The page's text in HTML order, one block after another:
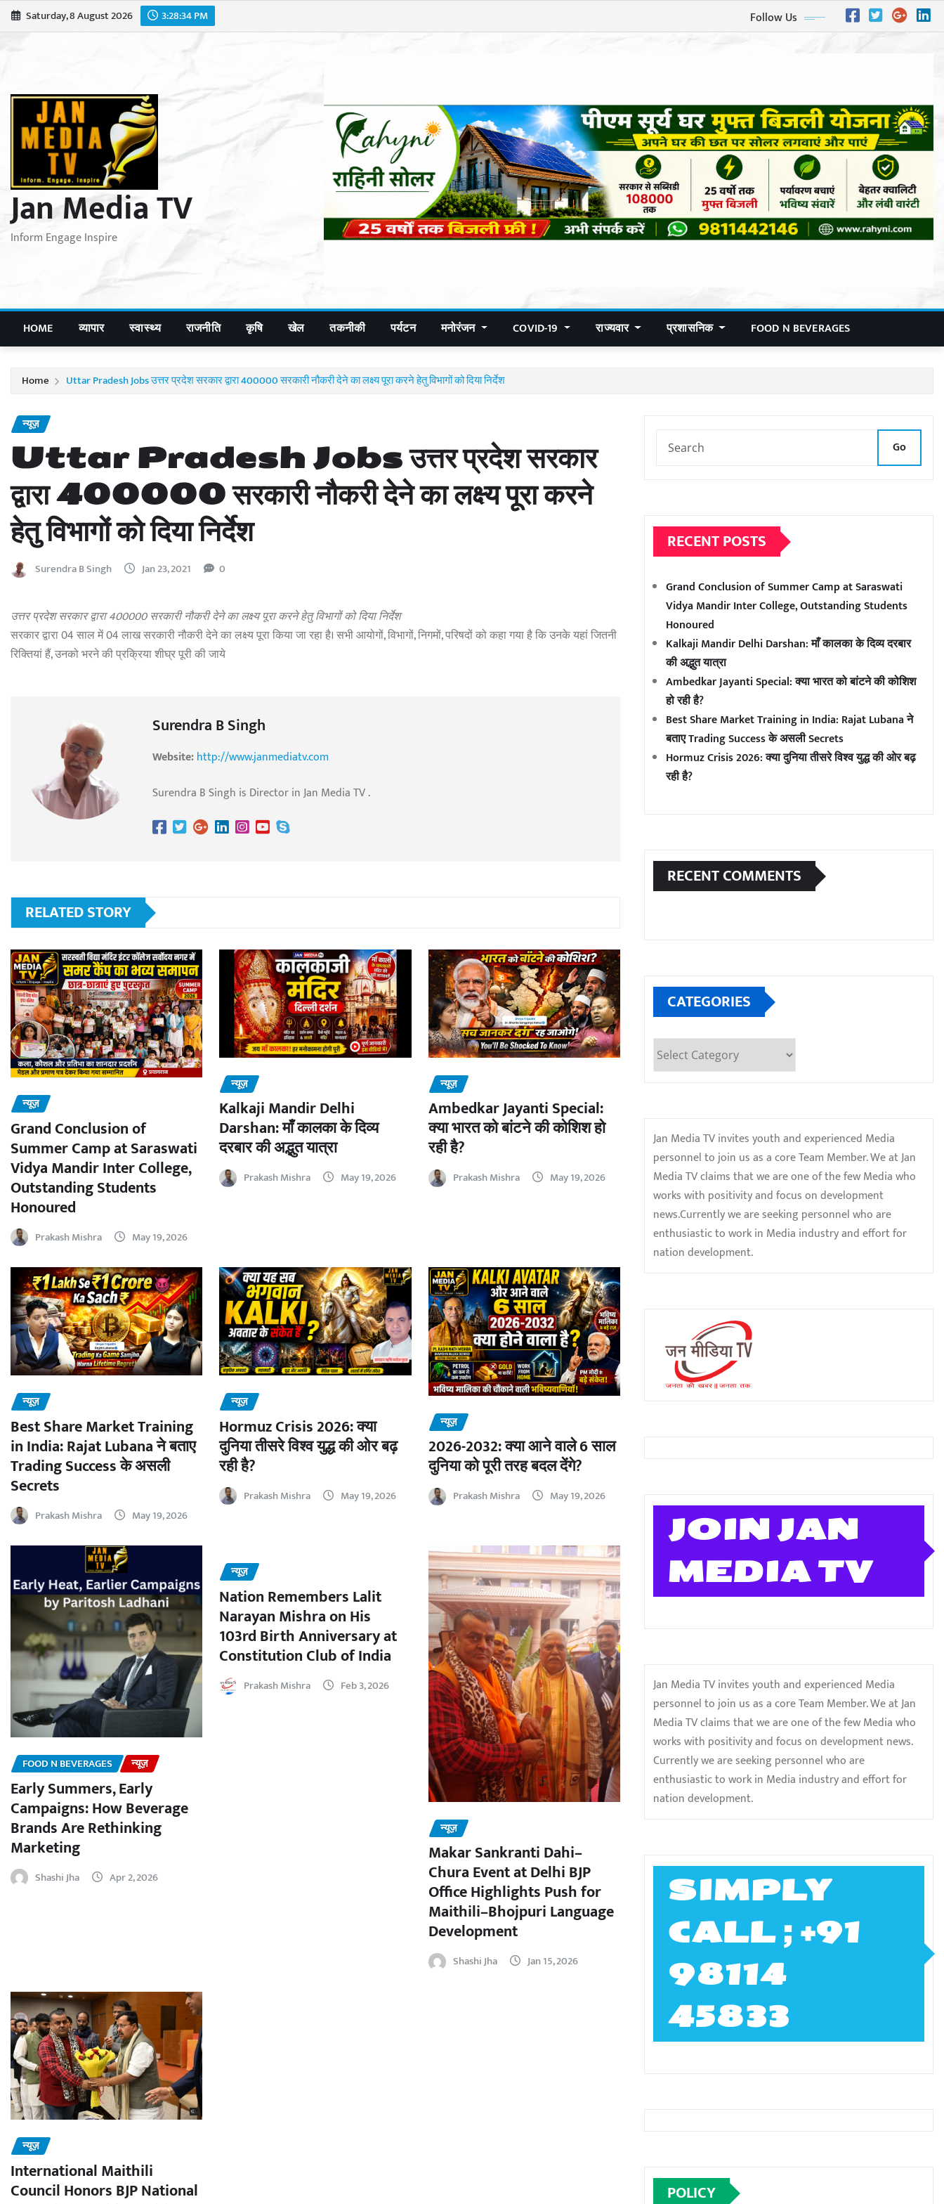
Skip
to
Saturday, 8 August 2026 3:28:35 PM Follow Us
Jan Media TV
Inform Engage Inspire
HOME व्यापार स्वास्थ्य राजनीति कृषि खेल तकनीकी पर्यटन मनोरंजन COVID-19 राज्यवार प्रशासनिक FOOD N BEVERAGES
Home Uttar Pradesh Jobs उत्तर प्रदेश सरकार द्वारा 400000 सरकारी नौकरी देने का लक्ष्य पूरा करने हेतु विभागों को दिया निर्देश
न्यूज़
Uttar Pradesh Jobs उत्तर प्रदेश सरकार
द्वारा 400000 सरकारी नौकरी देने का लक्ष्य पूरा करने
हेतु विभागों को दिया निर्देश
Surendra B Singh Jan 23, 2021 0
उत्तर प्रदेश सरकार द्वारा 400000 सरकारी नौकरी देने का लक्ष्य पूरा करने हेतु विभागों को दिया निर्देश
सरकार द्वारा 04 साल में 04 लाख सरकारी नौकरी देने का लक्ष्य पूरा किया जा रहा है। सभी आयोगों, विभागों, निगमों, परिषदों को कहा गया है कि उनके यहां जितनी
रिक्तियां हैं, उनको भरने की प्रक्रिया शीघ्र पूरी की जाये
Surendra B Singh
Website:http://www.janmediatv.com
Surendra B Singh is Director in Jan Media TV .
RELATED STORY
न्यूज़
Grand Conclusion of
Summer Camp at Saraswati
Vidya Mandir Inter College,
Outstanding Students
Honoured
Prakash Mishra May 19, 2026
न्यूज़
Kalkaji Mandir Delhi
Darshan: माँ कालका के दिव्य
दरबार की अद्भुत यात्रा
Prakash Mishra May 19, 2026
न्यूज़
Ambedkar Jayanti Special:
क्या भारत को बांटने की कोशिश हो
रही है?
Prakash Mishra May 19, 2026
न्यूज़
Best Share Market Training
in India: Rajat Lubana ने बताए
Trading Success के असली
Secrets
Prakash Mishra May 19, 2026
न्यूज़
Hormuz Crisis 2026: क्या
दुनिया तीसरे विश्व युद्ध की ओर बढ़
रही है?
Prakash Mishra May 19, 2026
न्यूज़
2026-2032: क्या आने वाले 6 साल
दुनिया को पूरी तरह बदल देंगे?
Prakash Mishra May 19, 2026
FOOD N BEVERAGES न्यूज़
Early Summers, Early
Campaigns: How Beverage
Brands Are Rethinking
Marketing
Shashi Jha Apr 2, 2026
न्यूज़
Nation Remembers Lalit
Narayan Mishra on His
103rd Birth Anniversary at
Constitution Club of India
Prakash Mishra Feb 3, 2026
न्यूज़
Makar Sankranti Dahi–
Chura Event at Delhi BJP
Office Highlights Push for
Maithili–Bhojpuri Language
Development
Shashi Jha Jan 15, 2026
न्यूज़
International Maithili
Council Honors BJP National
Go
RECENT POSTS
Grand Conclusion of Summer Camp at Saraswati
Vidya Mandir Inter College, Outstanding Students
Honoured
Kalkaji Mandir Delhi Darshan: माँ कालका के दिव्य दरबार
की अद्भुत यात्रा
Ambedkar Jayanti Special: क्या भारत को बांटने की कोशिश
हो रही है?
Best Share Market Training in India: Rajat Lubana ने
बताए Trading Success के असली Secrets
Hormuz Crisis 2026: क्या दुनिया तीसरे विश्व युद्ध की ओर बढ़
रही है?
RECENT COMMENTS
CATEGORIES
Categories
Jan Media TV invites youth and experienced Media
personnel to join us as a core Team Member. We at Jan
Media TV claims that we are one of the few Media who
works with positivity and focus on development
news.Currently we are seeking personnel who are
enthusiastic to work in Media industry and effort for
nation development.
JOIN JAN
MEDIA TV
Jan Media TV invites youth and experienced Media
personnel to join us as a core Team Member. We at Jan
Media TV claims that we are one of the few Media who
works with positivity and focus on development news.
Currently we are seeking personnel who are
enthusiastic to work in Media industry and effort for
nation development.
SIMPLY
CALL ; +91
98114
45833
POLICY